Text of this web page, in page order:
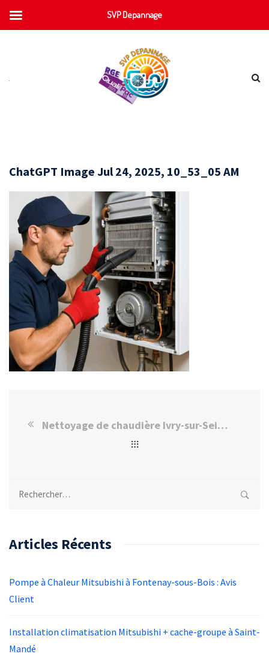
ChatGPT Image Jul 24, 2025, 10_53_05 AM
Nettoyage de chaudière Ivry-sur-Seine
Rechercher :
Articles Récents
Pompe à Chaleur Mitsubishi à Fontenay-sous-Bois : Avis
Client
Installation climatisation Mitsubishi + cache-groupe à Saint-
Mandé
SVP Depannage